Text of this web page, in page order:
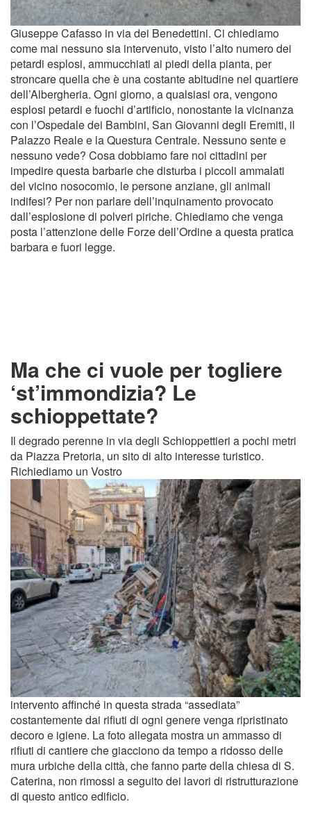
Giuseppe Cafasso in via dei Benedettini. Ci chiediamo
come mai nessuno sia intervenuto, visto l’alto numero dei
petardi esplosi, ammucchiati ai piedi della pianta, per
stroncare quella che è una costante abitudine nel quartiere
dell’Albergheria. Ogni giorno, a qualsiasi ora, vengono
esplosi petardi e fuochi d’artificio, nonostante la vicinanza
con l’Ospedale dei Bambini, San Giovanni degli Eremiti, il
Palazzo Reale e la Questura Centrale. Nessuno sente e
nessuno vede? Cosa dobbiamo fare noi cittadini per
impedire questa barbarie che disturba i piccoli ammalati
del vicino nosocomio, le persone anziane, gli animali
indifesi? Per non parlare dell’inquinamento provocato
dall’esplosione di polveri piriche. Chiediamo che venga
posta l’attenzione delle Forze dell’Ordine a questa pratica
barbara e fuori legge.
Ma che ci vuole per togliere
‘st’immondizia? Le
schioppettate?
Il degrado perenne in via degli Schioppettieri a pochi metri
da Piazza Pretoria, un sito di alto interesse turistico.
Richiediamo un Vostro
intervento affinché in questa strada “assediata”
costantemente dai rifiuti di ogni genere venga ripristinato
decoro e igiene. La foto allegata mostra un ammasso di
rifiuti di cantiere che giacciono da tempo a ridosso delle
mura urbiche della città, che fanno parte della chiesa di S.
Caterina, non rimossi a seguito dei lavori di ristrutturazione
di questo antico edificio.